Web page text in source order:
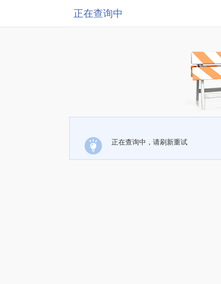
正在查询中
正在查询中，请刷新重试